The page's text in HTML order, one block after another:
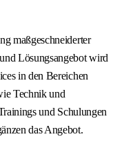
maßgeschneiderter
Lösungsangebot wird
in den Bereichen
Technik und
und Schulungen
das Angebot.